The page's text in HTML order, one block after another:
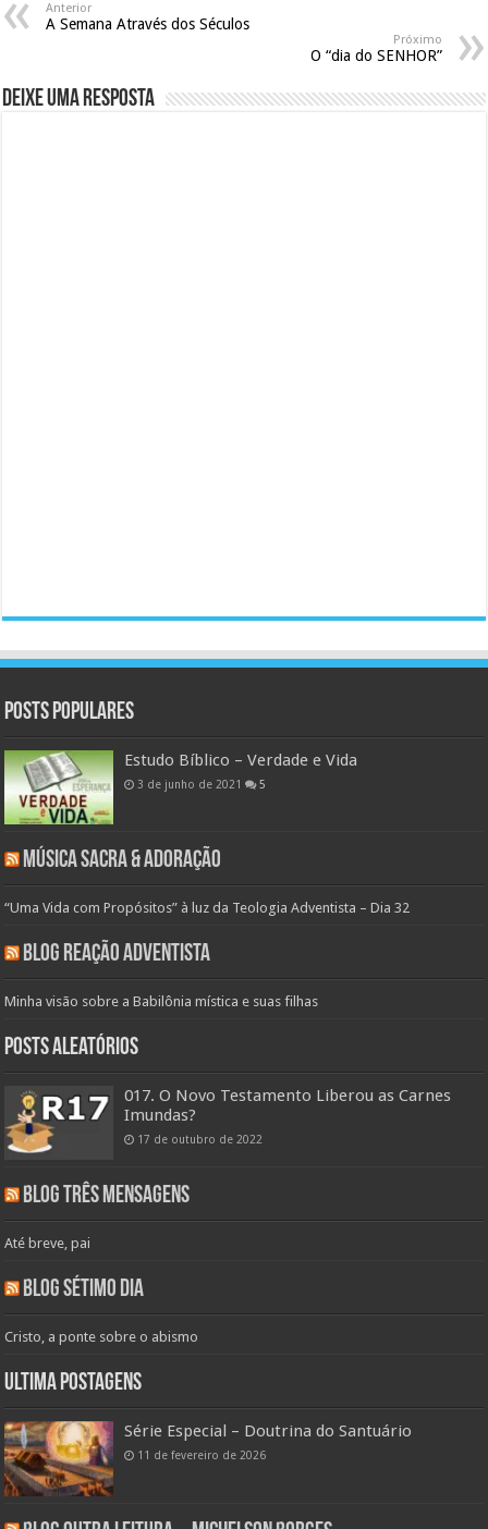
Anterior
A Semana Através dos Séculos
Próximo
O “dia do SENHOR”
Deixe uma resposta
Posts populares
Estudo Bíblico – Verdade e Vida
3 de junho de 2021 5
Música Sacra & Adoração
“Uma Vida com Propósitos” à luz da Teologia Adventista – Dia 32
Blog Reação Adventista
Minha visão sobre a Babilônia mística e suas filhas
Posts aleatórios
017. O Novo Testamento Liberou as Carnes
Imundas?
17 de outubro de 2022
Blog Três Mensagens
Até breve, pai
Blog Sétimo Dia
Cristo, a ponte sobre o abismo
Ultima Postagens
Série Especial – Doutrina do Santuário
11 de fevereiro de 2026